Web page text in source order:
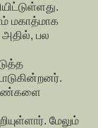
மகாத்மாக
அதில், பல
மேலும்